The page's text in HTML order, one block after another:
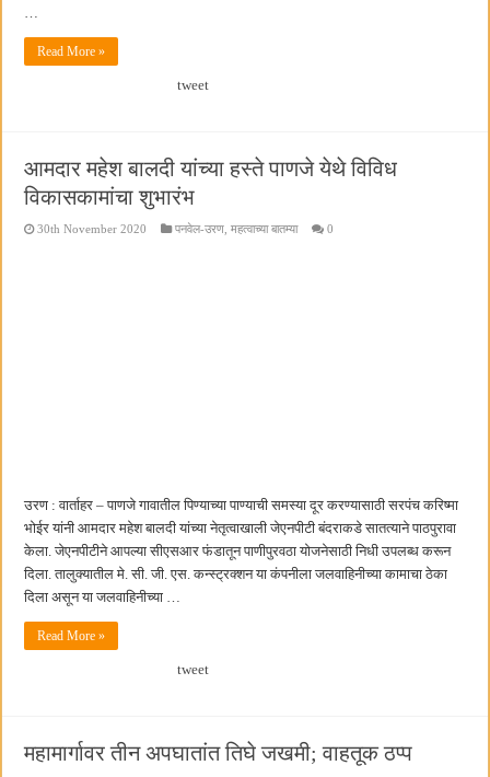
…
Read More »
tweet
आमदार महेश बालदी यांच्या हस्ते पाणजे येथे विविध
विकासकामांचा शुभारंभ
30th November 2020 पनवेल-उरण,महत्वाच्या बातम्या 0
उरण : वार्ताहर – पाणजे गावातील पिण्याच्या पाण्याची समस्या दूर करण्यासाठी सरपंच करिष्मा
भोईर यांनी आमदार महेश बालदी यांच्या नेतृत्वाखाली जेएनपीटी बंदराकडे सातत्याने पाठपुरावा
केला. जेएनपीटीने आपल्या सीएसआर फंडातून पाणीपुरवठा योजनेसाठी निधी उपलब्ध करून
दिला. तालुक्यातील मे. सी. जी. एस. कन्स्ट्रक्शन या कंपनीला जलवाहिनीच्या कामाचा ठेका
दिला असून या जलवाहिनीच्या …
Read More »
tweet
महामार्गावर तीन अपघातांत तिघे जखमी; वाहतूक ठप्प